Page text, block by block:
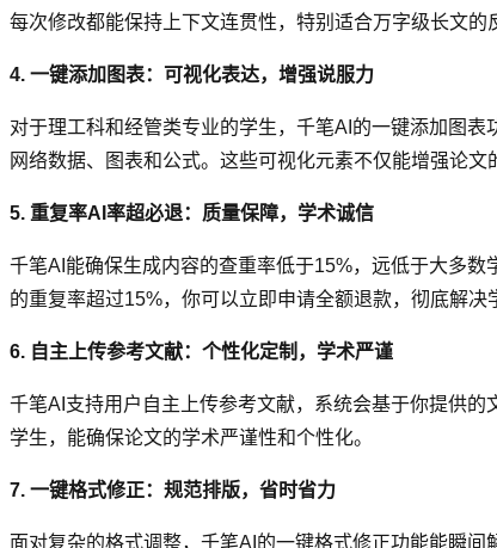
每次修改都能保持上下文连贯性，特别适合万字级长文的
4. 一键添加图表：可视化表达，增强说服力
对于理工科和经管类专业的学生，千笔AI的一键添加图
网络数据、图表和公式。这些可视化元素不仅能增强论
5. 重复率AI率超必退：质量保障，学术诚信
千笔AI能确保生成内容的查重率低于15%，远低于大多
的重复率超过15%，你可以立即申请全额退款，彻底解决
6. 自主上传参考文献：个性化定制，学术严谨
千笔AI支持用户自主上传参考文献，系统会基于你提供
学生，能确保论文的学术严谨性和个性化。
7. 一键格式修正：规范排版，省时省力
面对复杂的格式调整，千笔AI的一键格式修正功能能瞬